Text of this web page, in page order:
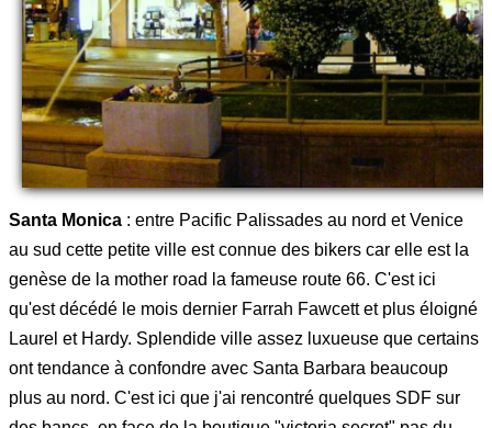
Santa Monica : entre Pacific Palissades au nord et Venice
au sud cette petite ville est connue des bikers car elle est la
genèse de la mother road la fameuse route 66. C'est ici
qu'est décédé le mois dernier Farrah Fawcett et plus éloigné
Laurel et Hardy. Splendide ville assez luxueuse que certains
ont tendance à confondre avec Santa Barbara beaucoup
plus au nord. C'est ici que j'ai rencontré quelques SDF sur